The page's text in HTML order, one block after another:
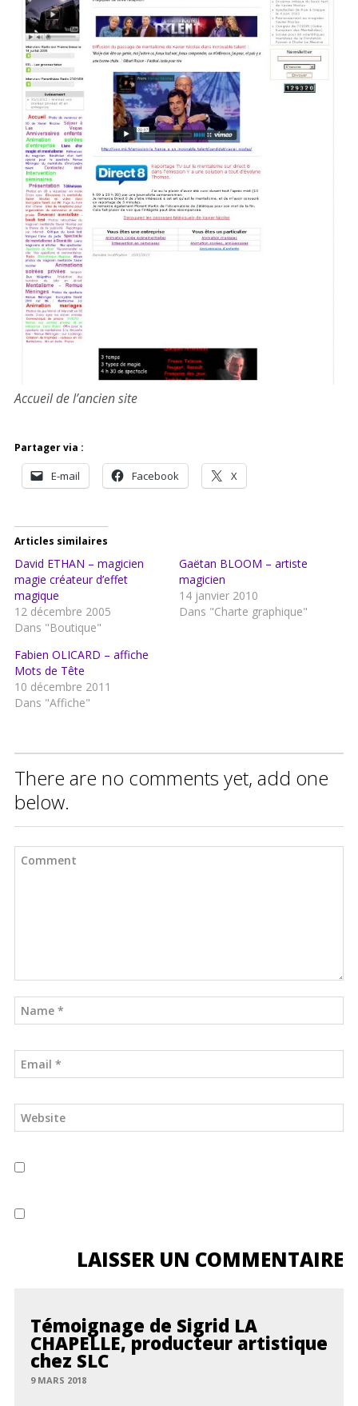
Accueil de l’ancien site
Partager via :
E-mail Facebook X
Articles similaires
David ETHAN – magicien
magie créateur d’effet
magique
12 décembre 2005
Dans "Boutique"
Gaëtan BLOOM – artiste
magicien
14 janvier 2010
Dans "Charte graphique"
Fabien OLICARD – affiche
Mots de Tête
10 décembre 2011
Dans "Affiche"
There are no comments yet, add one
below.
Témoignage de Sigrid LA
CHAPELLE, producteur artistique
chez SLC
9 MARS 2018